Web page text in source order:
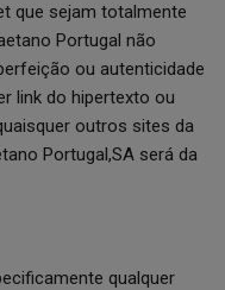
que sejam totalmente
Portugal não
ou autenticidade
link do hipertexto ou
outros sites da
Portugal,SA será da
qualquer